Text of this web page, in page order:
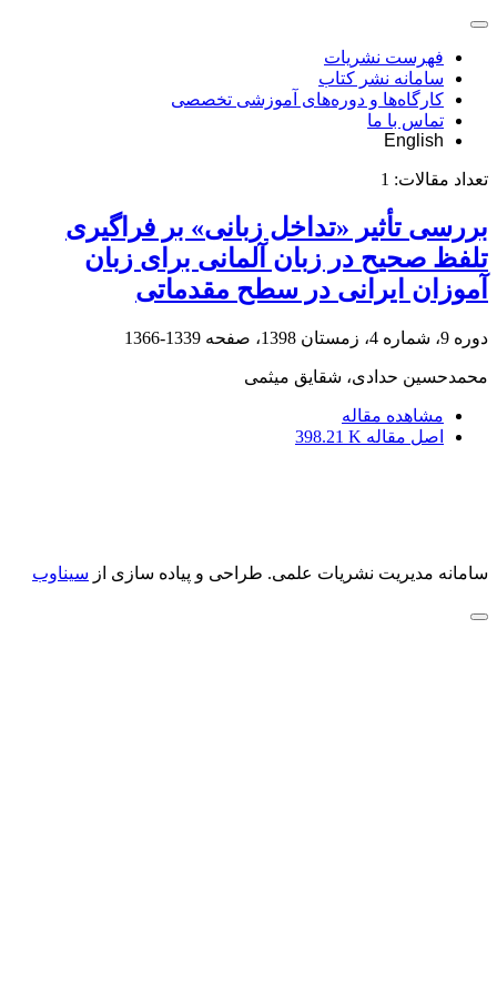
فهرست نشریات
سامانه نشر کتاب
کارگاه‌ها و دوره‌های آموزشی تخصصی
تماس با ما
English
تعداد مقالات: 1
بررسی تأثیر «تداخل زبانی» بر فراگیری
تلفظ صحیح در زبان آلمانی برای زبان
آموزان ایرانی در سطح مقدماتی
دوره 9، شماره 4، زمستان 1398، صفحه 1339-1366
محمدحسین حدادی، شقایق میثمی
مشاهده مقاله
اصل مقاله 398.21 K
سامانه مدیریت نشریات علمی. طراحی و پیاده سازی از سیناوب